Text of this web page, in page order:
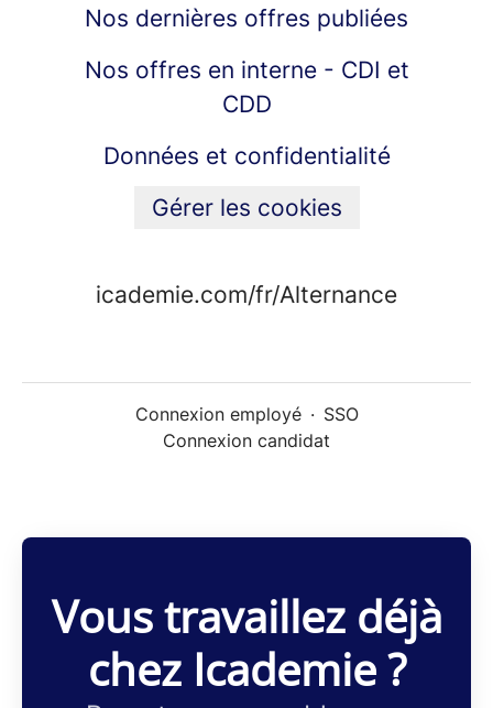
Nos dernières offres publiées
Nos offres en interne - CDI et
CDD
Données et confidentialité
Gérer les cookies
icademie.com/fr/Alternance
Connexion employé · SSO
Connexion candidat
Vous travaillez déjà
chez Icademie ?